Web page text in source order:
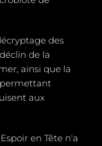
des
de la
ainsi que la
aux
en Tête n'a